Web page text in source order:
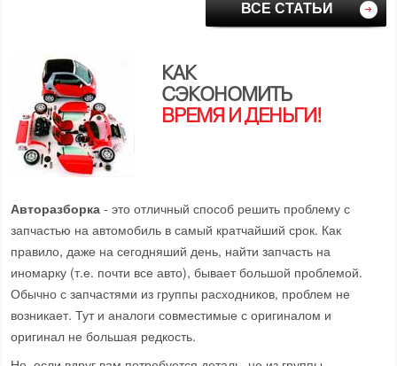
ВСЕ СТАТЬИ
КАК
СЭКОНОМИТЬ
ВРЕМЯ И ДЕНЬГИ!
Авторазборка - это отличный способ решить проблему с
запчастью на автомобиль в самый кратчайший срок. Как
правило, даже на сегодняший день, найти запчасть на
иномарку (т.е. почти все авто), бывает большой проблемой.
Обычно с запчастями из группы расходников, проблем не
возникает. Тут и аналоги совместимые с оригиналом и
оригинал не большая редкость.